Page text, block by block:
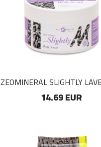
ZEOMINERAL SLIGHTLY
14.69 EUR